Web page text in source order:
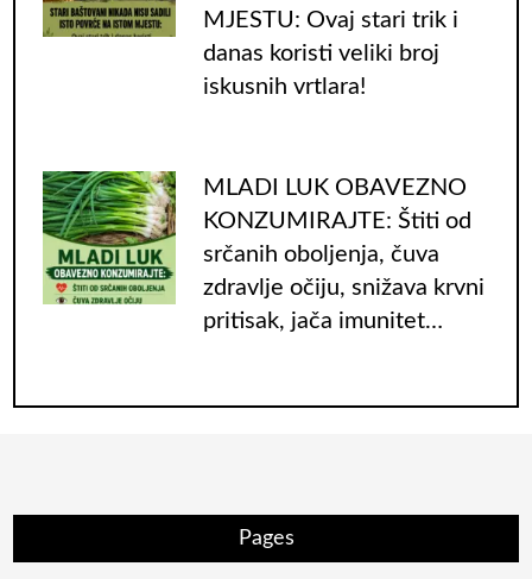
MJESTU: Ovaj stari trik i
danas koristi veliki broj
iskusnih vrtlara!
MLADI LUK OBAVEZNO
KONZUMIRAJTE: Štiti od
srčanih oboljenja, čuva
zdravlje očiju, snižava krvni
pritisak, jača imunitet…
Pages